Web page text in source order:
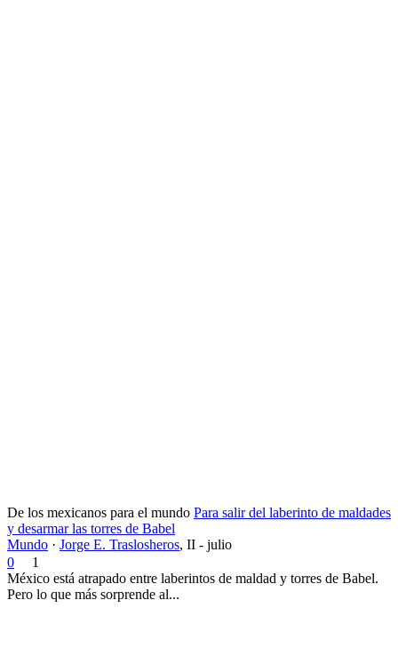
De los mexicanos para el mundo Para salir del laberinto de maldades
y desarmar las torres de Babel
Mundo · Jorge E. Traslosheros, II - julio
0
1
México está atrapado entre laberintos de maldad y torres de Babel.
Pero lo que más sorprende al...